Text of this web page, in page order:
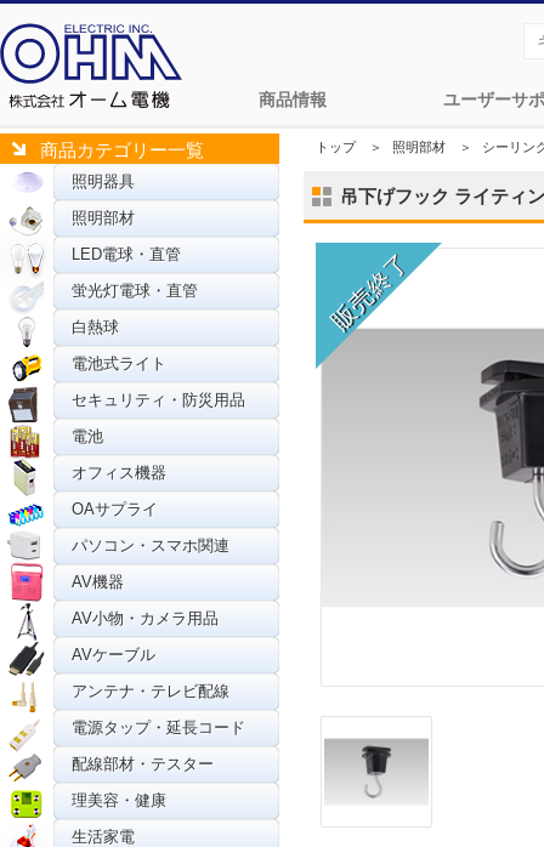
商品情報 ユーザーサ
商品カテゴリー一覧
照明器具
照明部材
LED電球・直管
蛍光灯電球・直管
白熱球
電池式ライト
セキュリティ・防災用品
電池
オフィス機器
OAサプライ
パソコン・スマホ関連
AV機器
AV小物・カメラ用品
AVケーブル
アンテナ・テレビ配線
電源タップ・延長コード
配線部材・テスター
理美容・健康
生活家電
トップ＞ 照明部材 ＞ シーリン
吊下げフック ライティ